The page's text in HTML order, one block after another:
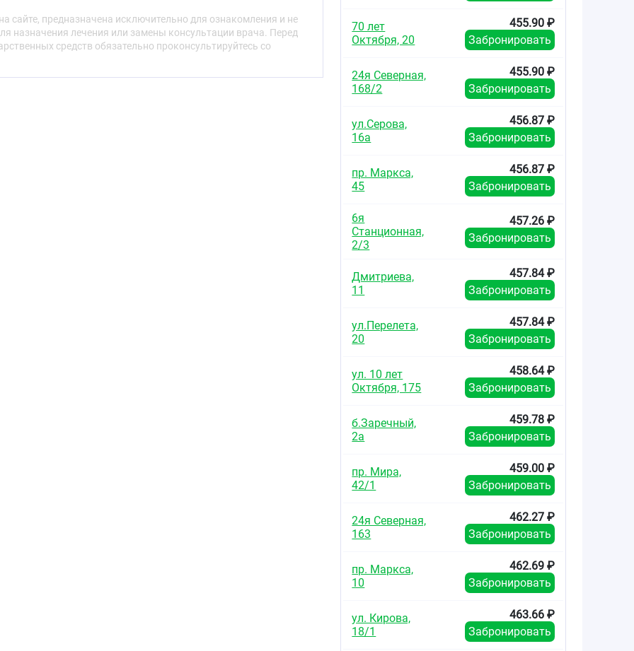
вызывает выраженное и стойкое повышение
с гомозиготной семейной
обычно не поддаётся терапии
сайте, предназначена исключительно для ознакомления и не
назначения лечения или замены консультации врача. Перед
средств обязательно проконсультируйтесь со
70 лет
Октября, 20
455.90 ₽
Забронировать
24я Северная,
168/2
455.90 ₽
Забронировать
ул.Серова,
16а
456.87 ₽
Забронировать
пр. Маркса,
45
456.87 ₽
Забронировать
6я
Станционная,
2/3
457.26 ₽
Забронировать
Дмитриева,
11
457.84 ₽
Забронировать
ул.Перелета,
20
457.84 ₽
Забронировать
ул. 10 лет
Октября, 175
458.64 ₽
Забронировать
б.Заречный,
2а
459.78 ₽
Забронировать
пр. Мира,
42/1
459.00 ₽
Забронировать
24я Северная,
163
462.27 ₽
Забронировать
пр. Маркса,
10
462.69 ₽
Забронировать
ул. Кирова,
18/1
463.66 ₽
Забронировать